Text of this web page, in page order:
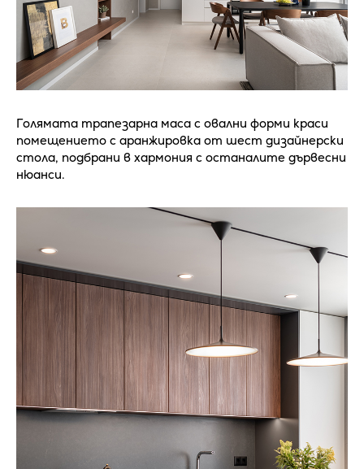
Голямата трапезарна маса с овални форми краси
помещението с аранжировка от шест дизайнерски
стола, подбрани в хармония с останалите дървесни
нюанси.